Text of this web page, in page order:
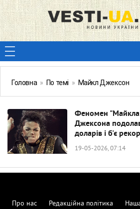
Головна » По темі » Майкл Джексон
Феномен
Джексона
доларів і б'є
19-05-2026, 07:14
Про нас Редакційна політика